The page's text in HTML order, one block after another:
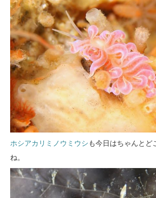
ホシアカリミノウミウシも今日はちゃんとど
ね。